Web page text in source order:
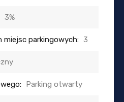
3%
miejsc parkingowych: 3
Parking otwarty